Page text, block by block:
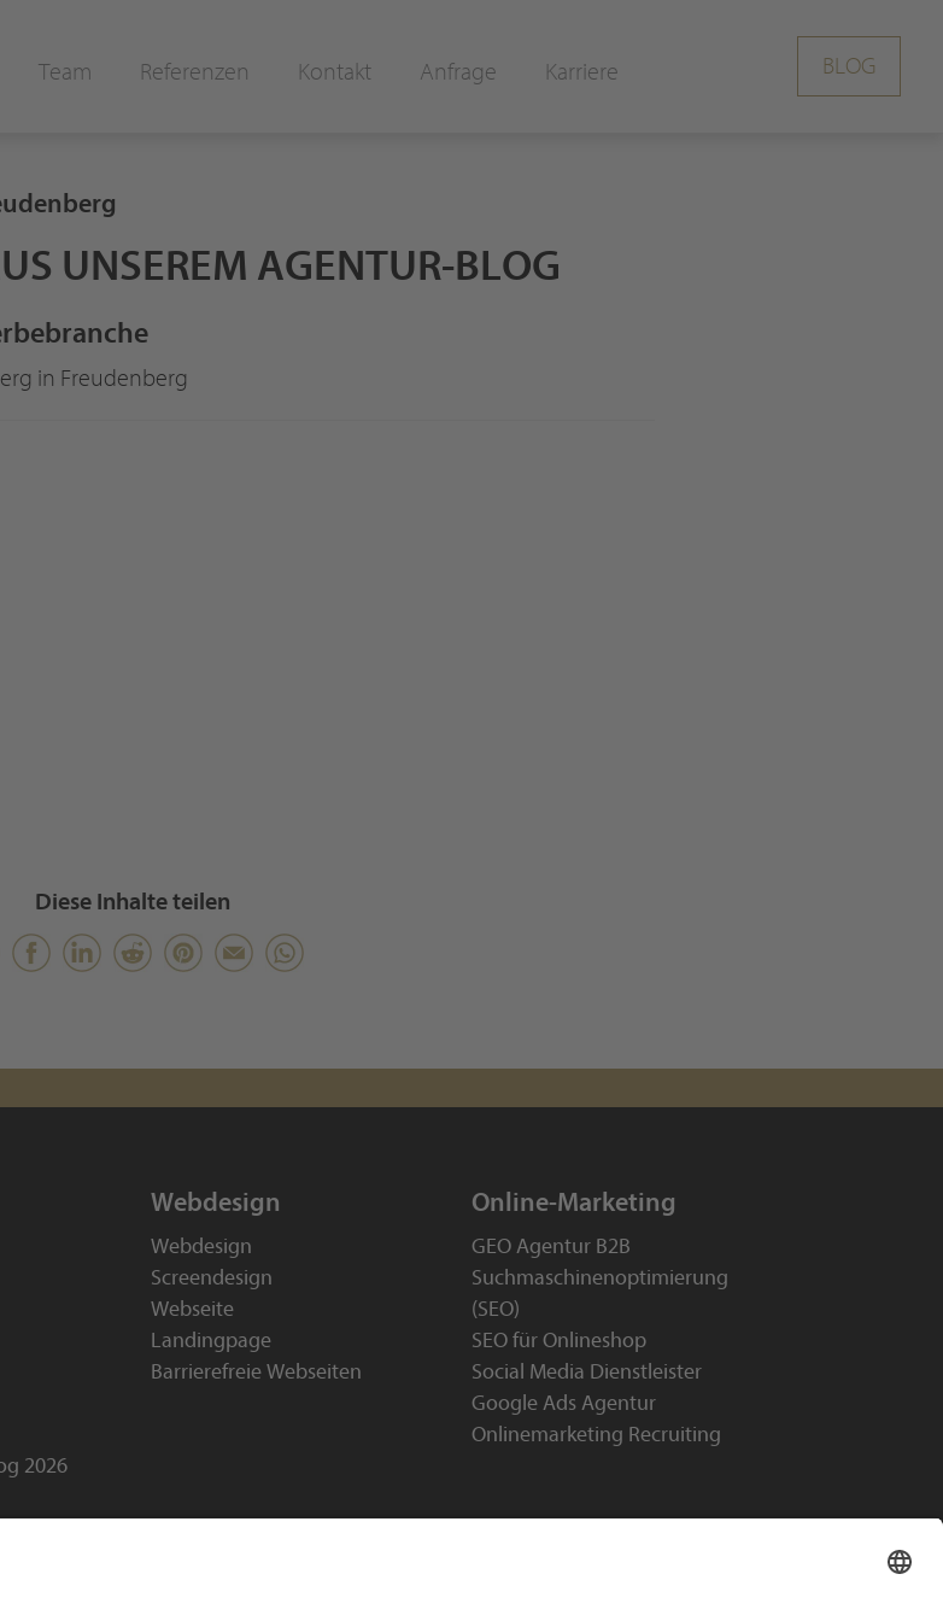
Team Referenzen Kontakt Anfrage Karriere BLOG
UNSEREM AGENTUR-BLOG
in Freudenberg
Diese Inhalte teilen
2026
Webdesign
Webdesign
Screendesign
Webseite
Landingpage
Barrierefreie Webseiten
Online-Marketing
GEO Agentur B2B
Suchmaschinenoptimierung
(SEO)
SEO für Onlineshop
Social Media Dienstleister
Google Ads Agentur
Onlinemarketing Recruiting